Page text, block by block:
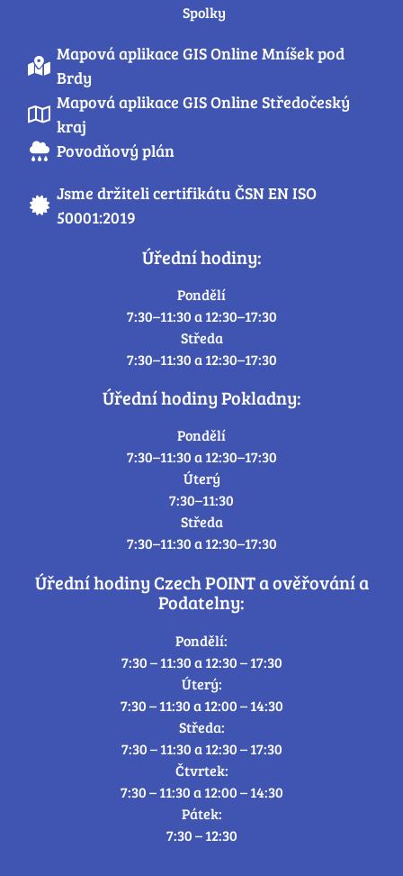
Spolky
Mapová aplikace GIS Online Mníšek pod
Brdy
Mapová aplikace GIS Online Středočeský
kraj
Povodňový plán
Jsme držiteli certifikátu ČSN EN ISO
50001:2019
Úřední hodiny:
Pondělí
7:30–11:30 a 12:30–17:30
Středa
7:30–11:30 a 12:30–17:30
Úřední hodiny Pokladny:
Pondělí
7:30–11:30 a 12:30–17:30
Úterý
7:30–11:30
Středa
7:30–11:30 a 12:30–17:30
Úřední hodiny Czech POINT a ověřování a
Podatelny:
Pondělí:
7:30 – 11:30 a 12:30 – 17:30
Úterý:
7:30 – 11:30 a 12:00 – 14:30
Středa:
7:30 – 11:30 a 12:30 – 17:30
Čtvrtek:
7:30 – 11:30 a 12:00 – 14:30
Pátek:
7:30 – 12:30